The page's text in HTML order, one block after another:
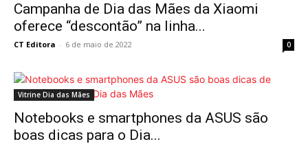
Campanha de Dia das Mães da Xiaomi
oferece “descontão” na linha...
CT Editora - 6 de maio de 2022 0
Vitrine Dia das Mães
Notebooks e smartphones da ASUS são
boas dicas para o Dia...